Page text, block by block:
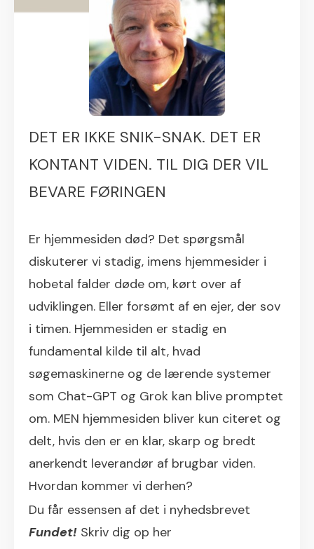
DET ER IKKE SNIK-SNAK. DET ER
KONTANT VIDEN. TIL DIG DER VIL
BEVARE FØRINGEN
Er hjemmesiden død? Det spørgsmål
diskuterer vi stadig, imens hjemmesider i
hobetal falder døde om, kørt over af
udviklingen. Eller forsømt af en ejer, der sov
i timen. Hjemmesiden er stadig en
fundamental kilde til alt, hvad
søgemaskinerne og de lærende systemer
som Chat-GPT og Grok kan blive promptet
om. MEN hjemmesiden bliver kun citeret og
delt, hvis den er en klar, skarp og bredt
anerkendt leverandør af brugbar viden.
Hvordan kommer vi derhen?
Du får essensen af det i nyhedsbrevet
Fundet! Skriv dig op her